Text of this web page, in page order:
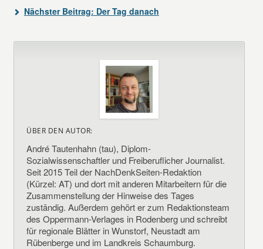
Nächster Beitrag: Der Tag danach
ÜBER DEN AUTOR:
André Tautenhahn (tau), Diplom-
Sozialwissenschaftler und Freiberuflicher Journalist.
Seit 2015 Teil der NachDenkSeiten-Redaktion
(Kürzel: AT) und dort mit anderen Mitarbeitern für die
Zusammenstellung der Hinweise des Tages
zuständig. Außerdem gehört er zum Redaktionsteam
des Oppermann-Verlages in Rodenberg und schreibt
für regionale Blätter in Wunstorf, Neustadt am
Rübenberge und im Landkreis Schaumburg.